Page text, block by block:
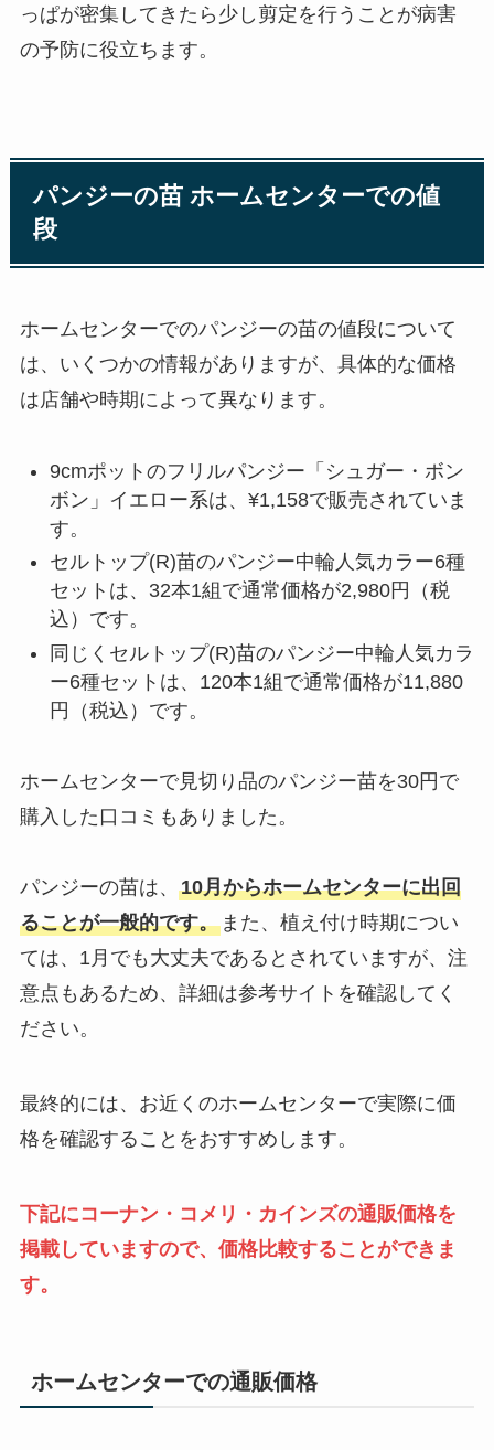
っぱが密集してきたら少し剪定を行うことが病害
の予防に役立ちます。
パンジーの苗 ホームセンターでの値
段
ホームセンターでのパンジーの苗の値段について
は、いくつかの情報がありますが、具体的な価格
は店舗や時期によって異なります。
9cmポットのフリルパンジー「シュガー・ボン
ボン」イエロー系は、¥1,158で販売されていま
す。
セルトップ(R)苗のパンジー中輪人気カラー6種
セットは、32本1組で通常価格が2,980円（税
込）です。
同じくセルトップ(R)苗のパンジー中輪人気カラ
ー6種セットは、120本1組で通常価格が11,880
円（税込）です。
ホームセンターで見切り品のパンジー苗を30円で
購入した口コミもありました。
パンジーの苗は、 10月からホームセンターに出回
ることが一般的です。また、植え付け時期につい
ては、1月でも大丈夫であるとされていますが、注
意点もあるため、詳細は参考サイトを確認してく
ださい。
最終的には、お近くのホームセンターで実際に価
格を確認することをおすすめします。
下記にコーナン・コメリ・カインズの通販価格を
掲載していますので、価格比較することができま
す。
ホームセンターでの通販価格